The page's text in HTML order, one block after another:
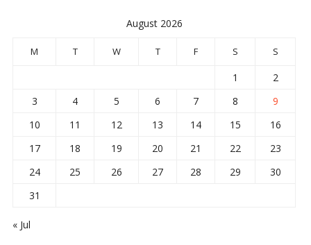
August 2026
M T W T F S S
1
2
3
4 5 6 7 8
9
10
11 12 13 14 15
16
17
18 19 20 21 22
23
24
25 26 27 28 29
30
31
« Jul